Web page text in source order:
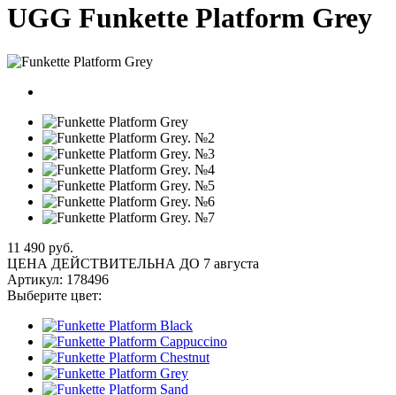
UGG Funkette Platform Grey
11 490 руб.
ЦЕНА ДЕЙСТВИТЕЛЬНА ДО 7 августа
Артикул: 178496
Выберите цвет: